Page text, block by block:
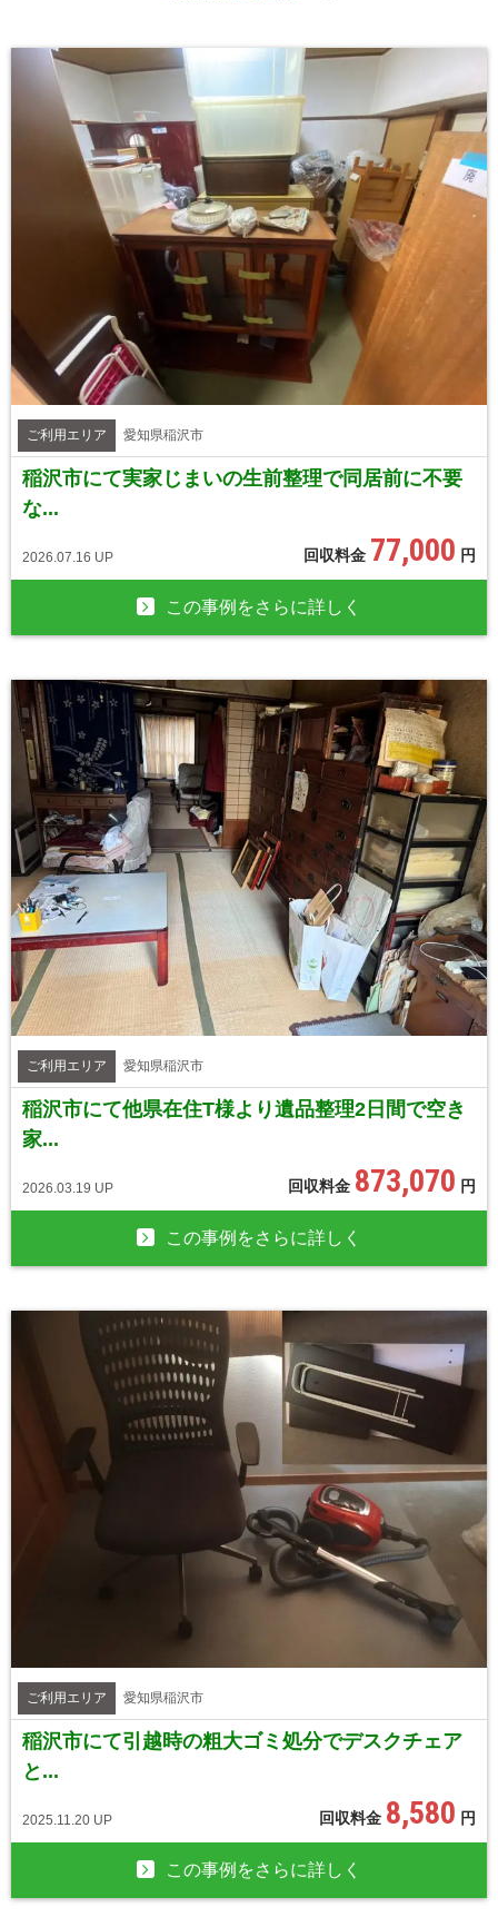
ご利用エリア 愛知県稲沢市
稲沢市にて実家じまいの生前整理で同居前に不要
な...
2026.07.16 UP 回収料金 77,000 円
この事例をさらに詳しく
ご利用エリア 愛知県稲沢市
稲沢市にて他県在住T様より遺品整理2日間で空き
家...
2026.03.19 UP 回収料金 873,070 円
この事例をさらに詳しく
ご利用エリア 愛知県稲沢市
稲沢市にて引越時の粗大ゴミ処分でデスクチェア
と...
2025.11.20 UP 回収料金 8,580 円
この事例をさらに詳しく